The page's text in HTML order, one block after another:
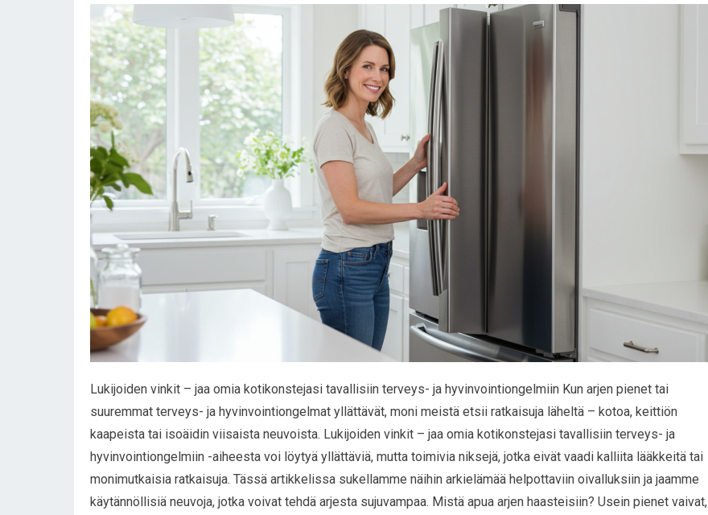
Lukijoiden vinkit – jaa omia kotikonstejasi tavallisiin terveys- ja hyvinvointiongelmiin Kun arjen pienet tai
suuremmat terveys- ja hyvinvointiongelmat yllättävät, moni meistä etsii ratkaisuja läheltä – kotoa, keittiön
kaapeista tai isoäidin viisaista neuvoista. Lukijoiden vinkit – jaa omia kotikonstejasi tavallisiin terveys- ja
hyvinvointiongelmiin -aiheesta voi löytyä yllättäviä, mutta toimivia niksejä, jotka eivät vaadi kalliita lääkkeitä tai
monimutkaisia ratkaisuja. Tässä artikkelissa sukellamme näihin arkielämää helpottaviin oivalluksiin ja jaamme
käytännöllisiä neuvoja, jotka voivat tehdä arjesta sujuvampaa. Mistä apua arjen haasteisiin? Usein pienet vaivat,